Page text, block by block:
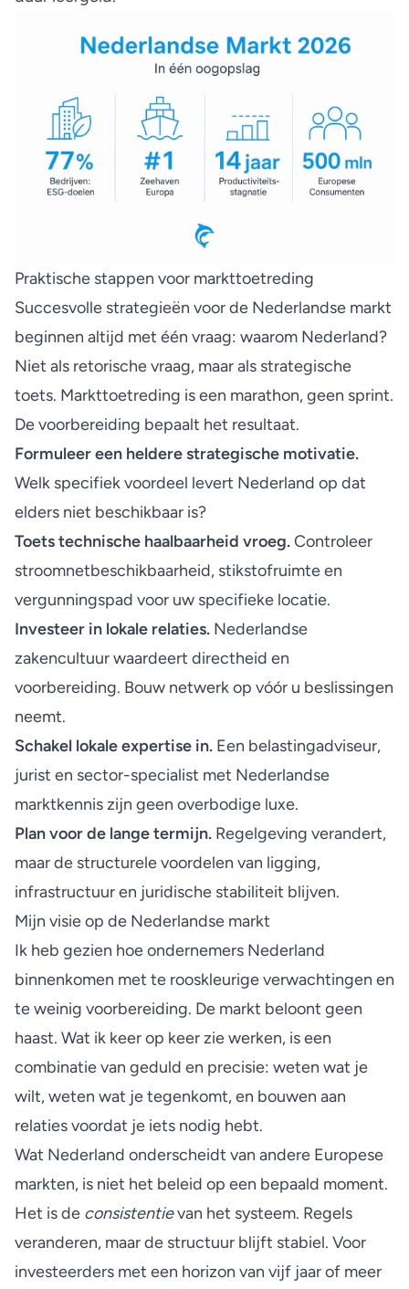
Praktische stappen voor markttoetreding
Succesvolle strategieën voor de Nederlandse markt
beginnen altijd met één vraag: waarom Nederland?
Niet als retorische vraag, maar als strategische
toets. Markttoetreding is een marathon, geen sprint.
De voorbereiding bepaalt het resultaat.
Formuleer een heldere strategische motivatie.
Welk specifiek voordeel levert Nederland op dat
elders niet beschikbaar is?
Toets technische haalbaarheid vroeg.Controleer
stroomnetbeschikbaarheid, stikstofruimte en
vergunningspad voor uw specifieke locatie.
Investeer in lokale relaties. Nederlandse
zakencultuur waardeert directheid en
voorbereiding. Bouw netwerk op vóór u beslissingen
neemt.
Schakel lokale expertise in. Een belastingadviseur,
jurist en sector-specialist met Nederlandse
marktkennis zijn geen overbodige luxe.
Plan voor de lange termijn. Regelgeving verandert,
maar de structurele voordelen van ligging,
infrastructuur en juridische stabiliteit blijven.
Mijn visie op de Nederlandse markt
Ik heb gezien hoe ondernemers Nederland
binnenkomen met te rooskleurige verwachtingen en
te weinig voorbereiding. De markt beloont geen
haast. Wat ik keer op keer zie werken, is een
combinatie van geduld en precisie: weten wat je
wilt, weten wat je tegenkomt, en bouwen aan
relaties voordat je iets nodig hebt.
Wat Nederland onderscheidt van andere Europese
markten, is niet het beleid op een bepaald moment.
Het is de consistentievan het systeem. Regels
veranderen, maar de structuur blijft stabiel. Voor
investeerders met een horizon van vijf jaar of meer